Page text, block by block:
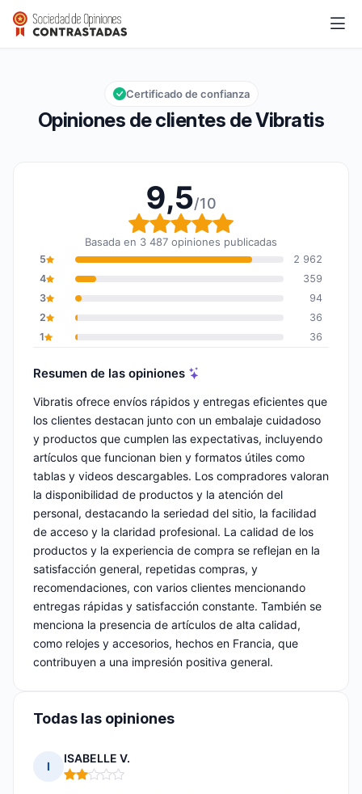
Vibratis
Calificación global: 9,5 de 10
9,5/10
Opiniones de clientes de Vibratis
Certificado de confianza
9,5/10
Calificación global: 9,5
Basada en 3 487 opiniones publicadas
5
2 962
4
359
3
94
2
36
1
36
Resumen de las opiniones
Vibratis ofrece envíos rápidos y entregas eficientes que
los clientes destacan junto con un embalaje cuidadoso
y productos que cumplen las expectativas, incluyendo
artículos que funcionan bien y formatos útiles como
tablas y videos descargables. Los compradores valoran
la disponibilidad de productos y la atención del
personal, destacando la seriedad del sitio, la facilidad
de acceso y la claridad profesional. La calidad de los
productos y la experiencia de compra se reflejan en la
satisfacción general, repetidas compras, y
recomendaciones, con varios clientes mencionando
entregas rápidas y satisfacción constante. También se
menciona la presencia de artículos de alta calidad,
como relojes y accesorios, hechos en Francia, que
contribuyen a una impresión positiva general.
Todas las opiniones
I
ISABELLE V.
Nota: 2 de 5